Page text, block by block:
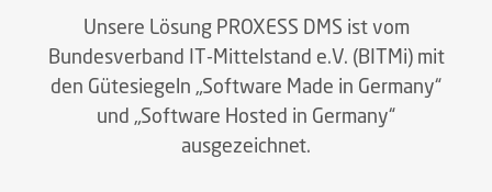
Unsere Lösung PROXESS DMS ist vom
Bundesverband IT-Mittelstand e.V. (BITMi) mit
den Gütesiegeln „Software Made in Germany“
und „Software Hosted in Germany“
ausgezeichnet.